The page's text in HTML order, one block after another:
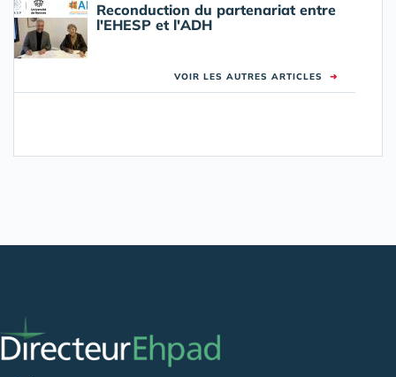
Reconduction du partenariat entre
l'EHESP et l'ADH
VOIR LES AUTRES ARTICLES ➜